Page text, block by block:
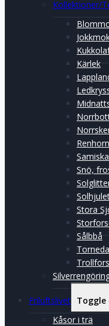
Kollektioner/
Kärlek
Renhorn
Snö,
Stora
Sålbbå
Friluftslivet Toggle
Kåsor i trä